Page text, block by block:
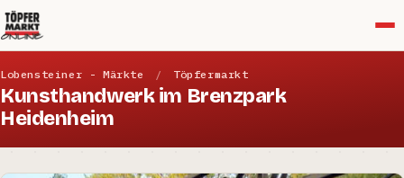
Lobensteiner - Märkte / Töpfermarkt
Kunsthandwerk im Brenzpark
Heidenheim